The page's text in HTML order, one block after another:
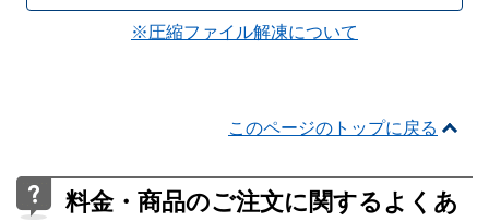
※圧縮ファイル解凍について
このページのトップに戻る
料金・商品のご注文に関するよくあ